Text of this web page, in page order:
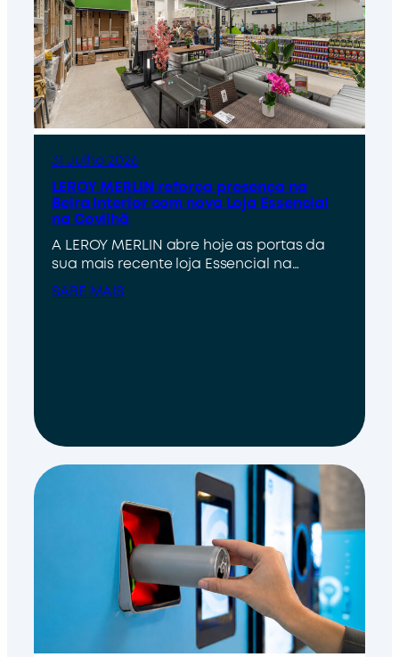
31 Julho 2026
LEROY MERLIN reforça presença na
Beira Interior com nova Loja Essencial
na Covilhã
A LEROY MERLIN abre hoje as portas da
sua mais recente loja Essencial na…
SABE MAIS